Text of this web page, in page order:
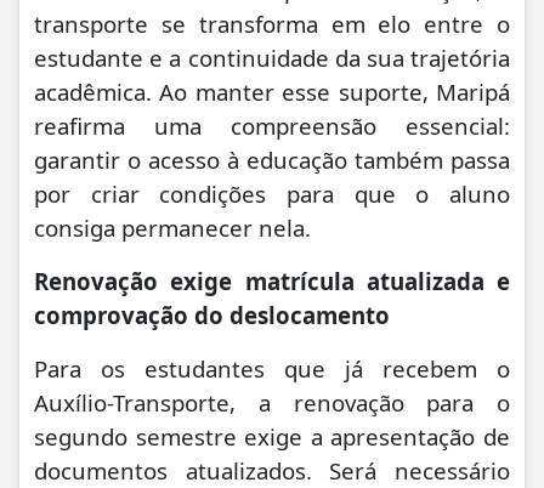
transporte se transforma em elo entre o
estudante e a continuidade da sua trajetória
acadêmica. Ao manter esse suporte, Maripá
reafirma uma compreensão essencial:
garantir o acesso à educação também passa
por criar condições para que o aluno
consiga permanecer nela.
Renovação exige matrícula atualizada e
comprovação do deslocamento
Para os estudantes que já recebem o
Auxílio-Transporte, a renovação para o
segundo semestre exige a apresentação de
documentos atualizados. Será necessário